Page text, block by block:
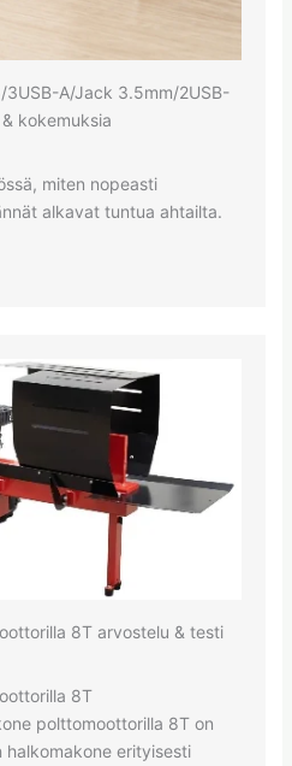
3USB-A/Jack 3.5mm/2USB-
kokemuksia
miten nopeasti
alkavat tuntua ahtailta.
8T arvostelu & testi
8T
polttomoottorilla 8T on
erityisesti